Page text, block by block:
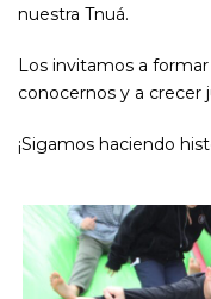
nuestra Tnuá.
Los invitamos a
conocernos y a crecer
¡Sigamos haciendo